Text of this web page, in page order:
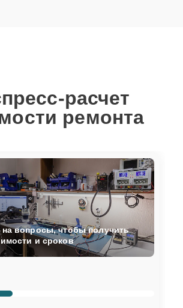
расчет
ремонта
на вопросы, чтобы получить
и сроков